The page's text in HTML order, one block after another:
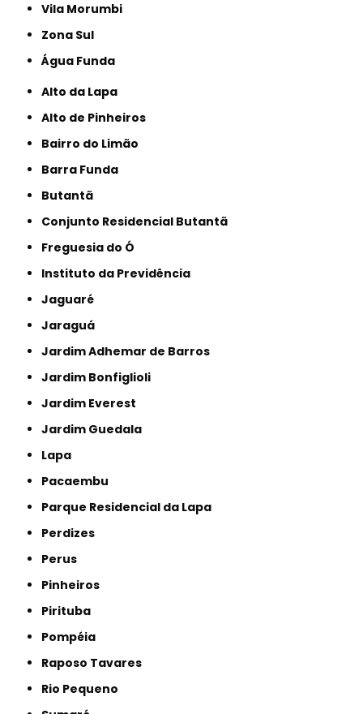
Vila Morumbi
Zona Sul
Água Funda
Alto da Lapa
Alto de Pinheiros
Bairro do Limão
Barra Funda
Butantã
Conjunto Residencial Butantã
Freguesia do Ó
Instituto da Previdência
Jaguaré
Jaraguá
Jardim Adhemar de Barros
Jardim Bonfiglioli
Jardim Everest
Jardim Guedala
Lapa
Pacaembu
Parque Residencial da Lapa
Perdizes
Perus
Pinheiros
Pirituba
Pompéia
Raposo Tavares
Rio Pequeno